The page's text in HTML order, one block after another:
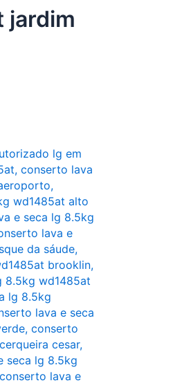
jardim
lg em
, conserto lava
,
wd1485at alto
e seca lg 8.5kg
lava e
da sáude,
brooklin,
8.5kg wd1485at
lg 8.5kg
lava e seca
, conserto
cesar,
seca lg 8.5kg
conserto lava e